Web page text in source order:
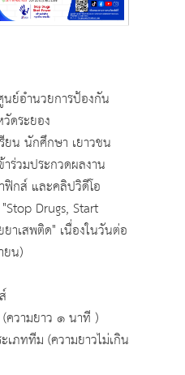
นวยการป้องกัน
ดระยอง
กศึกษา เยาวชน
ร่วมประกวดผลงาน
ฟิกส์ และคลิปวิดีโอ
Drugs, Start
าเสพติด" เนื่องในวันต่อ
ยน)
ความยาว ๑ นาที )
ภททีม (ความยาวไม่เกิน